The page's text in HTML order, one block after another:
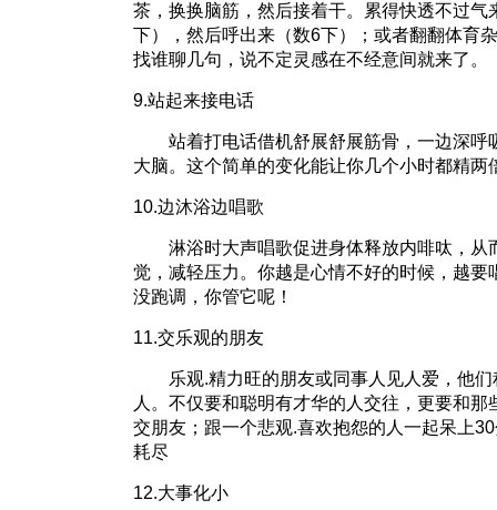
茶，换换脑筋，然后接着干。累得快透不过气
下），然后呼出来（数6下）；或者翻翻体育
找谁聊几句，说不定灵感在不经意间就来了。
9.站起来接电话
站着打电话借机舒展舒展筋骨，一边深呼
大脑。这个简单的变化能让你几个小时都精两
10.边沐浴边唱歌
淋浴时大声唱歌促进身体释放内啡呔，从
觉，减轻压力。你越是心情不好的时候，越要
没跑调，你管它呢！
11.交乐观的朋友
乐观.精力旺的朋友或同事人见人爱，他们
人。不仅要和聪明有才华的人交往，更要和
交朋友；跟一个悲观.喜欢抱怨的人一起呆上
耗尽
12.大事化小